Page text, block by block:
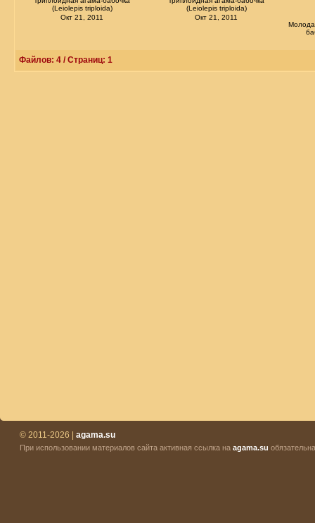
(Leiolepis triploida)
Окт 21, 2011
(Leiolepis triploida)
Окт 21, 2011
Файлов: 4 / Страниц: 1
© 2011-2026 | agama.su
При использовании материалов сайта активная ссылка на agama.su